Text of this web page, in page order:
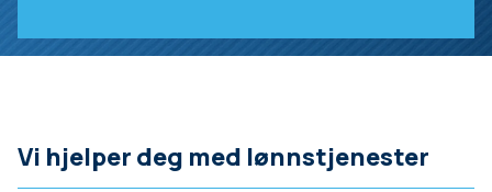
Vi hjelper deg med lønnstjenester